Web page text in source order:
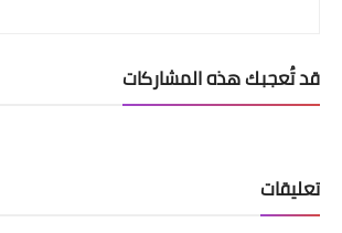
قد تُعجبك هذه المشاركات
تعليقات